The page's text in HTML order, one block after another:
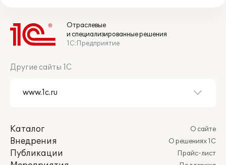
Отраслевые
и специализированные решения
1С:Предприятие
Другие сайты 1С
Каталог
Внедрения
Публикации
О сайте
О решениях 1С
Прайс-лист